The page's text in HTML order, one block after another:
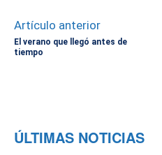
Artículo anterior
El verano que llegó antes de
tiempo
ÚLTIMAS NOTICIAS